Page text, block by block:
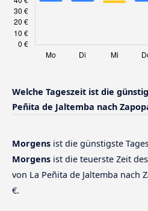
Welche Tageszeit ist die
Peñita de Jaltemba nach
Morgens ist die günstigste
Morgens ist die teuerste Zeit
von La Peñita de Jaltemba nach
€.